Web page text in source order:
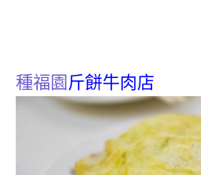
種福園 斤餅牛肉店